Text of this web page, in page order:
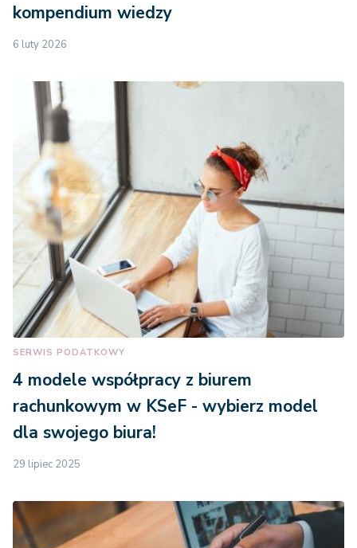
kompendium wiedzy
6 luty 2026
SERWIS PODATKOWY
4 modele współpracy z biurem
rachunkowym w KSeF - wybierz model
dla swojego biura!
29 lipiec 2025